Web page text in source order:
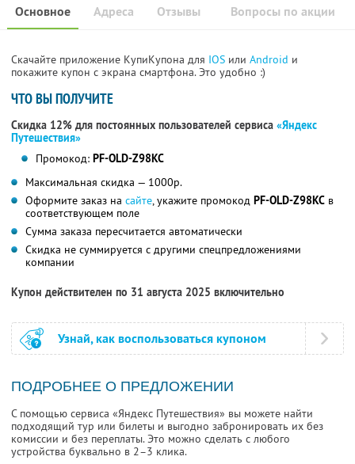
Основное Отзывы Вопросы по акции
Адреса
Скачайте приложение КупиКупона для IOS или Android и
покажите купон с экрана смартфона. Это удобно :)
ЧТО ВЫ ПОЛУЧИТЕ
Скидка 12% для постоянных пользователей сервиса «Яндекс
Путешествия»
Промокод: PF-OLD-Z98KC
Максимальная скидка — 1000р.
Оформите заказ на сайте, укажите промокод PF-OLD-Z98KC в
соответствующем поле
Сумма заказа пересчитается автоматически
Скидка не суммируется с другими спецпредложениями
компании
Купон действителен по 31 августа 2025 включительно
Узнай, как воспользоваться купоном
ПОДРОБНЕЕ О ПРЕДЛОЖЕНИИ
С помощью сервиса «Яндекс Путешествия» вы можете найти
подходящий тур или билеты и выгодно забронировать их без
комиссии и без переплаты. Это можно сделать с любого
устройства буквально в 2–3 клика.